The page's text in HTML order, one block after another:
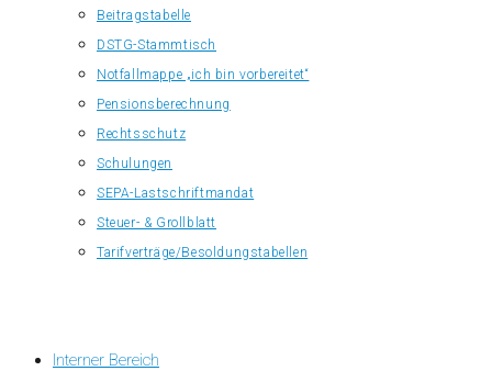
Beitragstabelle
DSTG-Stammtisch
Notfallmappe „ich bin vorbereitet“
Pensionsberechnung
Rechtsschutz
Schulungen
SEPA-Lastschriftmandat
Steuer- & Grollblatt
Tarifverträge/Besoldungstabellen
Interner Bereich